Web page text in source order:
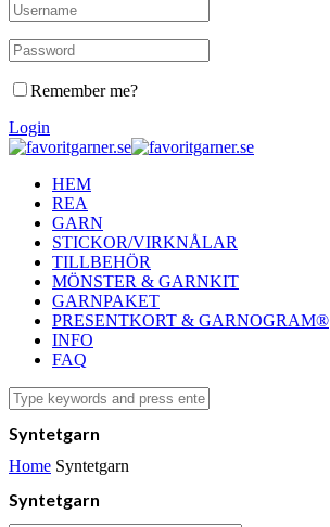
Remember me?
Login
HEM
REA
GARN
STICKOR/VIRKNÅLAR
TILLBEHÖR
MÖNSTER & GARNKIT
GARNPAKET
PRESENTKORT & GARNOGRAM®
INFO
FAQ
Syntetgarn
Home Syntetgarn
Syntetgarn